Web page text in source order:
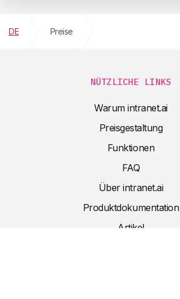
DE Preise
NÜTZLICHE LINKS
Warum intranet.ai
Preisgestaltung
Funktionen
FAQ
Über intranet.ai
Produktdokumentation
Artikel